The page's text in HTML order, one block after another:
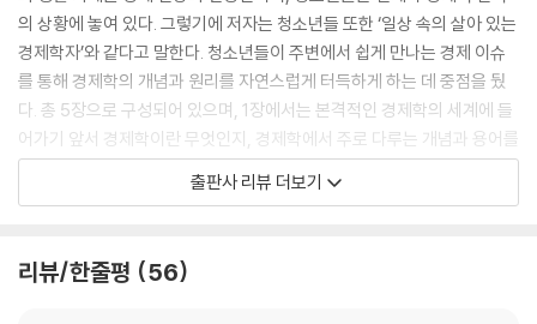
주(註)
의 상황에 놓여 있다. 그렇기에 저자는 청소년들 또한 ‘일상 속의 살아 있는
경제학자’와 같다고 말한다. 청소년들이 주변에서 쉽게 만나는 경제 이슈
를 통해 경제학의 개념과 원리를 자연스럽게 터득하게 하는 데 중점을 뒀
다. 총 5장으로 구성되어 있으며, 1장에서는 본격적인 경제학의 세계에 들
어가기 앞서 경제학이란 무엇인지, 경제학에서 주로 다루는 개념과 용어를
살펴본다. 2장에서는 주요 경제학자들과 함께 경제학이 어떠한 흐름으로
발전해 왔는지 그 역사를 되돌아보았다. 3장에서는 시장 경제의 핵심이라
장 중요한 ‘시장’을 다뤘다. 주위에서 쉽게 볼 수 있는 예시를 통해 시장의
출판사 리뷰 더보기
리뷰/한줄평 56